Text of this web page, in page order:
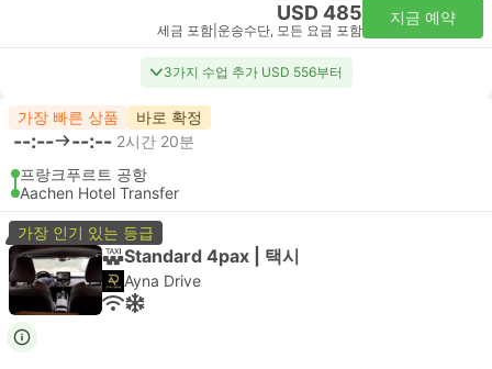
USD 485
세금 포함 운송수단, 모든 요금 포함
지금 예약
3가지 수업 추가 USD 556부터
가장 빠른 상품 바로 확정
--:-- --:-- 2시간 20분
프랑크푸르트 공항
Aachen Hotel Transfer
가장 인기 있는 등급
Standard 4pax | 택시
Ayna Drive